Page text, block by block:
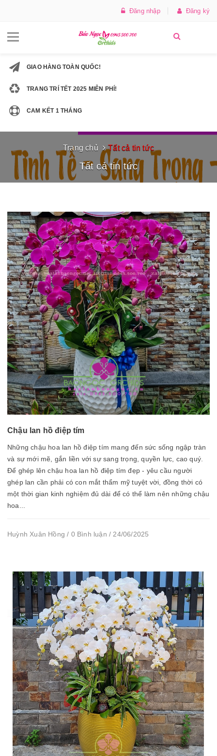
Đăng nhập Đăng ký
GIAO HÀNG TOÀN QUỐC!
TRANG TRÍ TẾT 2025 MIỄN PHÍ!
CAM KẾT 1 THÁNG
Trang chủ Tất cả tin tức
Tất cả tin tức
Chậu lan hồ điệp tím
Những chậu hoa lan hồ điệp tím mang đến sức sống ngập tràn
và sự mới mẽ, gắn liền với sự sang trọng, quyền lực, cao quý.
Để ghép lên chậu hoa lan hồ điệp tím đẹp - yêu cầu người
ghép lan cần phải có con mắt thẩm mỹ tuyệt vời, đồng thời có
một thời gian kinh nghiệm đủ dài để có thể làm nên những chậu
hoa...
Huỳnh Xuân Hồng / 0 Bình luận / 24/06/2025